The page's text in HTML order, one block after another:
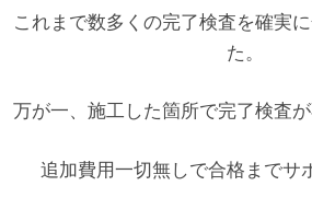
これまで数多くの完了検査を確実
た。
万が一、施工した箇所で完了検査
追加費用一切無しで合格までサ